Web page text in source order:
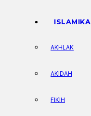
ISLAMIKA
AKHLAK
AKIDAH
FIKIH